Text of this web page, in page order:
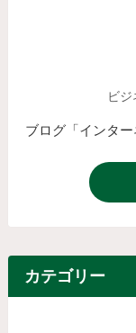
ビ
ブログ「インタ
カテゴリー